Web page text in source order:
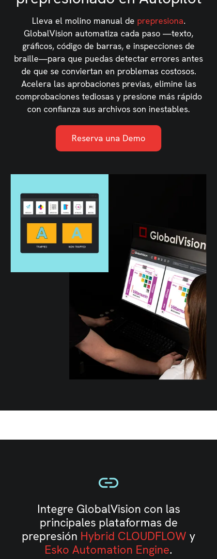
Lleva el molino manual de prepresiona.
GlobalVision automatiza cada paso —texto,
gráficos, código de barras, e inspecciones de
braille—para que puedas detectar errores antes
de que se conviertan en problemas costosos.
Acelera las aprobaciones previas, elimine las
comprobaciones tediosas y presione más rápido
con confianza sus archivos son inestables.
Reserva una Demo
Integre GlobalVision con las
principales plataformas de
prepresión Hybrid CLOUDFLOW y
Esko Automation Engine.